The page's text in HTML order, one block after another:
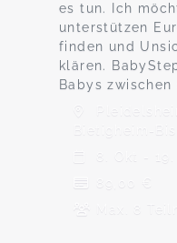
es tun. Ich
unterstützen
finden und
klären.
Babys
Bietigheim-
8. Okt - 19.
89,00 €
Max. 8